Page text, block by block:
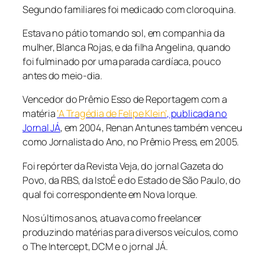
Segundo familiares foi medicado com cloroquina.
Estava no pátio tomando sol, em companhia da
mulher, Blanca Rojas, e da filha Angelina, quando
foi fulminado por uma parada cardíaca, pouco
antes do meio-dia.
Vencedor do Prêmio Esso de Reportagem com a
matéria‘A Tragédia de Felipe Klein’, publicada no
Jornal JÁ, em 2004, Renan Antunes também venceu
como Jornalista do Ano, no Prêmio Press, em 2005.
Foi repórter da Revista Veja, do jornal Gazeta do
Povo, da RBS, da IstoÉ e do Estado de São Paulo, do
qual foi correspondente em Nova Iorque.
Nos últimos anos, atuava como freelancer
produzindo matérias para diversos veículos, como
o The Intercept, DCM e o jornal JÁ.